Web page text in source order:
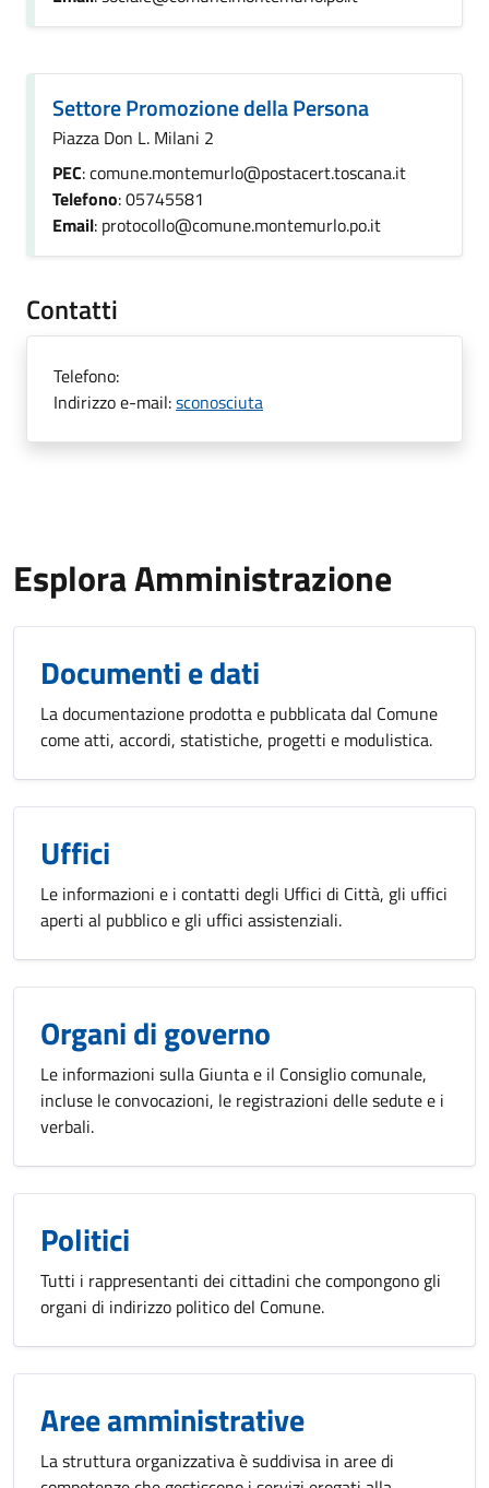
Settore Promozione della Persona
Piazza Don L. Milani 2
PEC: comune.montemurlo@postacert.toscana.it
Telefono: 05745581
Email: protocollo@comune.montemurlo.po.it
Contatti
Telefono:
Indirizzo e-mail:sconosciuta
Esplora Amministrazione
Documenti e dati
La documentazione prodotta e pubblicata dal Comune
come atti, accordi, statistiche, progetti e modulistica.
Uffici
Le informazioni e i contatti degli Uffici di Città, gli uffici
aperti al pubblico e gli uffici assistenziali.
Organi di governo
Le informazioni sulla Giunta e il Consiglio comunale,
incluse le convocazioni, le registrazioni delle sedute e i
verbali.
Politici
Tutti i rappresentanti dei cittadini che compongono gli
organi di indirizzo politico del Comune.
Aree amministrative
La struttura organizzativa è suddivisa in aree di